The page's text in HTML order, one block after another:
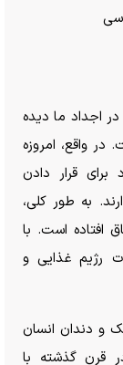
اجداد ما دیده
واقع، امروزه
برای قرار دادن
به طور کلی،
افتاده است. با
تغییرات رژیم غذایی و
در فک و دندان انسان
قرن گذشته با